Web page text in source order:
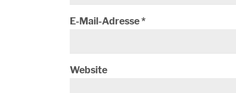
E-Mail-Adresse*
Website